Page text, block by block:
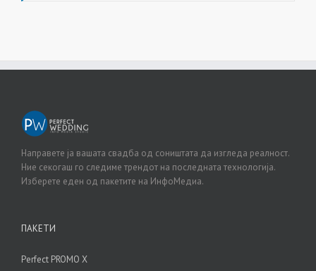
Направете ја вашата свадба од соништата да изгледа реалност.
Ние секогаш го следиме трендот на последната технологија.
Изберете еден од пакетите на ИнфоМедиа.
ПАКЕТИ
Perfect PROMO X